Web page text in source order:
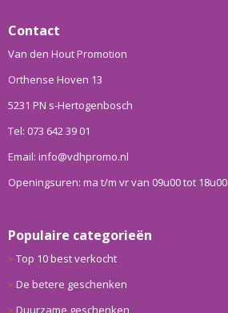
Contact
Van den Hout Promotion
Orthense Hoven 13
5231 PN s-Hertogenbosch
Tel: 073 642 39 01
Email: info@vdhpromo.nl
Openingsuren: ma t/m vr van 09u00 tot 18u00
Populaire categorieën
Top 10 best verkocht
De betere geschenken
Duurzame geschenken